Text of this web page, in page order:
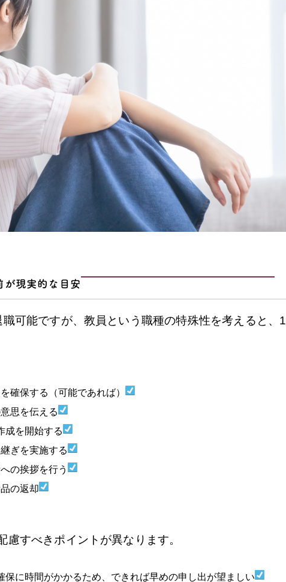
が現実的な目安
可能ですが、教員という職種の特殊性を考えると、
確保する（可能であれば）
思を伝える
成を開始する
ぎを実施する
の挨拶を行う
の返却
すべきポイントが異なります。
保に時間がかかるため、できれば早めの申し出が望ましい